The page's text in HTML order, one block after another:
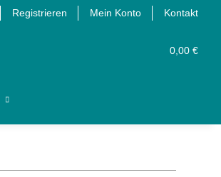
Registrieren Mein Konto Kontakt
0,00 €